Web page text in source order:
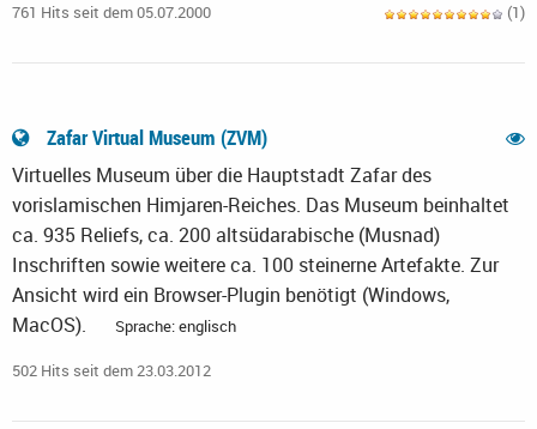
761 Hits seit dem 05.07.2000 (1)
Zafar Virtual Museum (ZVM)
Virtuelles Museum über die Hauptstadt Zafar des
vorislamischen Himjaren-Reiches. Das Museum beinhaltet
ca. 935 Reliefs, ca. 200 altsüdarabische (Musnad)
Inschriften sowie weitere ca. 100 steinerne Artefakte. Zur
Ansicht wird ein Browser-Plugin benötigt (Windows,
MacOS).
Sprache: englisch
502 Hits seit dem 23.03.2012